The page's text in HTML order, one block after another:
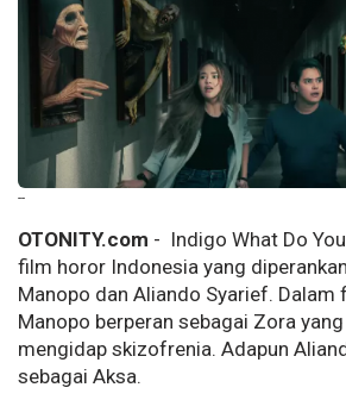
--
OTONITY.com - Indigo What Do
film horor Indonesia yang
Manopo dan Aliando Syarief. Dalam
Manopo berperan sebagai Zora
mengidap skizofrenia. Adapun
sebagai Aksa.